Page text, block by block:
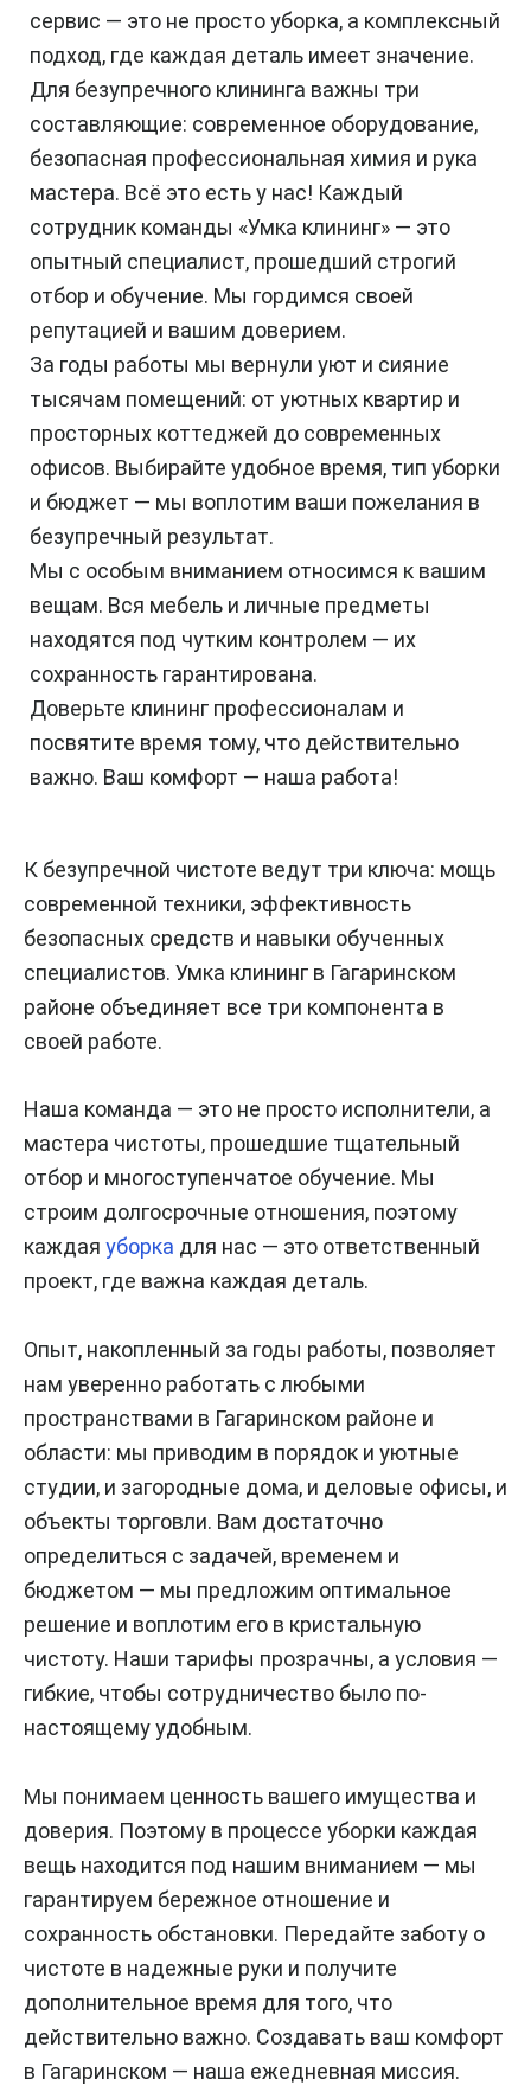
сервис — это не просто уборка, а комплексный
подход, где каждая деталь имеет значение.
Для безупречного клининга важны три
составляющие: современное оборудование,
безопасная профессиональная химия и рука
мастера. Всё это есть у нас! Каждый
сотрудник команды «Умка клининг» — это
опытный специалист, прошедший строгий
отбор и обучение. Мы гордимся своей
репутацией и вашим доверием.
За годы работы мы вернули уют и сияние
тысячам помещений: от уютных квартир и
просторных коттеджей до современных
офисов. Выбирайте удобное время, тип уборки
и бюджет — мы воплотим ваши пожелания в
безупречный результат.
Мы с особым вниманием относимся к вашим
вещам. Вся мебель и личные предметы
находятся под чутким контролем — их
сохранность гарантирована.
Доверьте клининг профессионалам и
посвятите время тому, что действительно
важно. Ваш комфорт — наша работа!
К безупречной чистоте ведут три ключа: мощь
современной техники, эффективность
безопасных средств и навыки обученных
специалистов. Умка клининг в Гагаринском
районе объединяет все три компонента в
своей работе.
Наша команда — это не просто исполнители, а
мастера чистоты, прошедшие тщательный
отбор и многоступенчатое обучение. Мы
строим долгосрочные отношения, поэтому
каждая уборка для нас — это ответственный
проект, где важна каждая деталь.
Опыт, накопленный за годы работы, позволяет
нам уверенно работать с любыми
пространствами в Гагаринском районе и
области: мы приводим в порядок и уютные
студии, и загородные дома, и деловые офисы, и
объекты торговли. Вам достаточно
определиться с задачей, временем и
бюджетом — мы предложим оптимальное
решение и воплотим его в кристальную
чистоту. Наши тарифы прозрачны, а условия —
гибкие, чтобы сотрудничество было по-
настоящему удобным.
Мы понимаем ценность вашего имущества и
доверия. Поэтому в процессе уборки каждая
вещь находится под нашим вниманием — мы
гарантируем бережное отношение и
сохранность обстановки. Передайте заботу о
чистоте в надежные руки и получите
дополнительное время для того, что
действительно важно. Создавать ваш комфорт
в Гагаринском — наша ежедневная миссия.